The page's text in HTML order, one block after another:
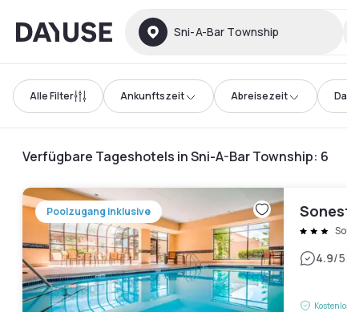
Dayuse Sni-A-Bar Township
Alle Filter Ankunftszeit Abreisezeit
Verfügbare Tageshotels in Sni-A-Bar Township: 6
Poolzugang inklusive
4.9/5